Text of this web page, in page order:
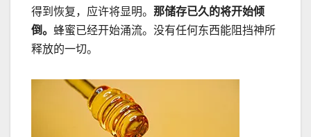
得到恢复，应许将显明。 那储存已久的将开始倾
倒。 蜂蜜已经开始涌流。没有任何东西能阻挡神所
释放的一切。